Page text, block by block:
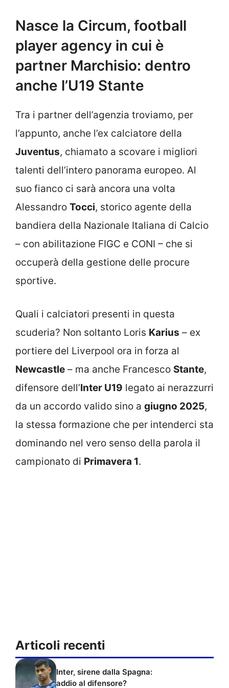
Nasce la Circum, football
player agency in cui è
partner Marchisio: dentro
anche l’U19 Stante
Tra i partner dell’agenzia troviamo, per
l’appunto, anche l’ex calciatore della
Juventus, chiamato a scovare i migliori
talenti dell’intero panorama europeo. Al
suo fianco ci sarà ancora una volta
Alessandro Tocci, storico agente della
bandiera della Nazionale Italiana di Calcio
– con abilitazione FIGC e CONI – che si
occuperà della gestione delle procure
sportive.
Quali i calciatori presenti in questa
scuderia? Non soltanto Loris Karius – ex
portiere del Liverpool ora in forza al
Newcastle – ma anche Francesco Stante,
difensore dell’Inter U19 legato ai nerazzurri
da un accordo valido sino a giugno 2025,
la stessa formazione che per intenderci sta
dominando nel vero senso della parola il
campionato di Primavera 1.
Articoli recenti
Inter, sirene dalla Spagna:
addio al difensore?